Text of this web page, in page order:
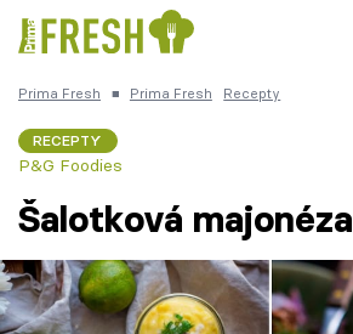
Česká kuchyně
Témata
Prima Fresh ■ Prima Fresh Recepty
RECEPTY
P&G Foodies
Šalotková majonéza